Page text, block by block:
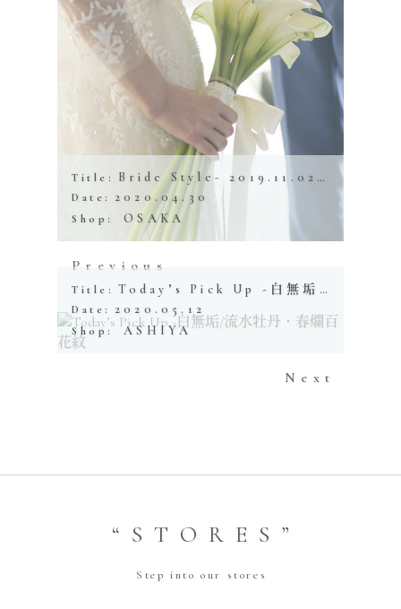
Title: Bride Style- 2019.11.02 ザ・ヒルサイド神戸
Date: 2020.04.30
Shop: OSAKA
Previous
Title: Today’s Pick Up -白無垢/流水牡丹・春爛百花紋
Date: 2020.05.12
Shop: ASHIYA
Next
“STORES”
Step into our stores